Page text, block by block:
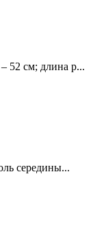
52 см; длина р...
середины...